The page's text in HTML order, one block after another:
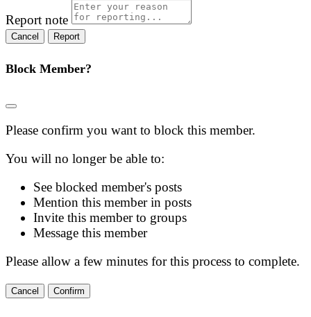
Report note
Report
Block Member?
Please confirm you want to block this member.
You will no longer be able to:
See blocked member's posts
Mention this member in posts
Invite this member to groups
Message this member
Please allow a few minutes for this process to complete.
Confirm